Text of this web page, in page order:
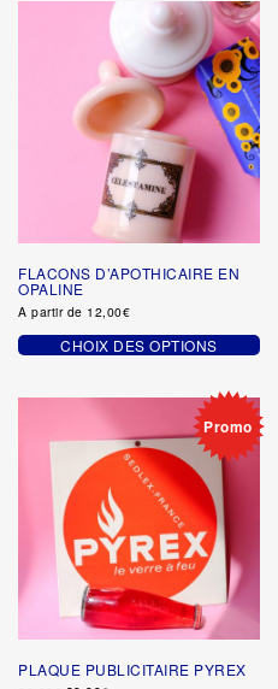
FLACONS D’APOTHICAIRE EN
OPALINE
A partir de 12,00€
CHOIX DES OPTIONS
variations.
options
peuvent
choisies
la
Promo
PLAQUE PUBLICITAIRE PYREX